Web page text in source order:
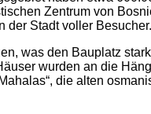
Zentrum von
der Stadt voller Besucher.
was den Bauplatz
wurden an die
die alten